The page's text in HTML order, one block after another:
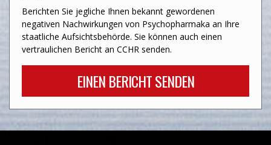
Berichten Sie jegliche Ihnen bekannt gewordenen
negativen Nachwirkungen von Psychopharmaka an Ihre
staatliche Aufsichtsbehörde. Sie können auch einen
vertraulichen Bericht an CCHR senden.
EINEN BERICHT SENDEN